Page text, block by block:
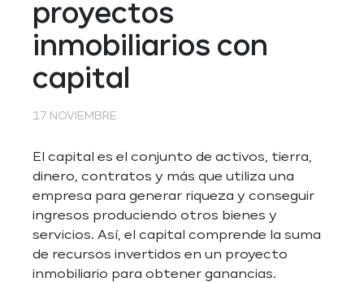
proyectos
inmobiliarios con
capital
17 NOVIEMBRE
El capital es el conjunto de activos, tierra,
dinero, contratos y más que utiliza una
empresa para generar riqueza y conseguir
ingresos produciendo otros bienes y
servicios. Así, el capital comprende la suma
de recursos invertidos en un proyecto
inmobiliario para obtener ganancias.